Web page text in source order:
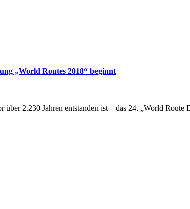
„World Routes 2018“ beginnt
2.230 Jahren entstanden ist – das 24. „World Route